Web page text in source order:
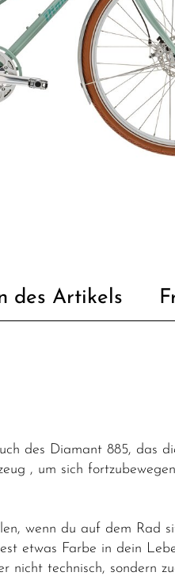
des Artikels
des Diamant 885, das
, um sich
wenn du auf dem Rad
etwas Farbe in dein
nicht technisch, sondern